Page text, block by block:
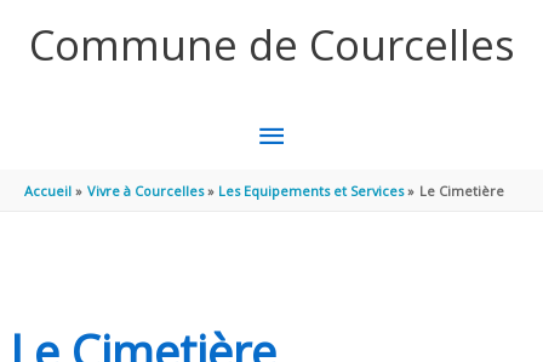
Commune de Courcelles
MENU
PRINCIPAL
Accueil Vivre à Courcelles Les Equipements et Services Le Cimetière